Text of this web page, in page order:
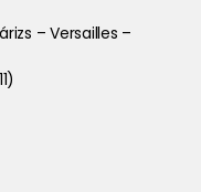
– Versailles –